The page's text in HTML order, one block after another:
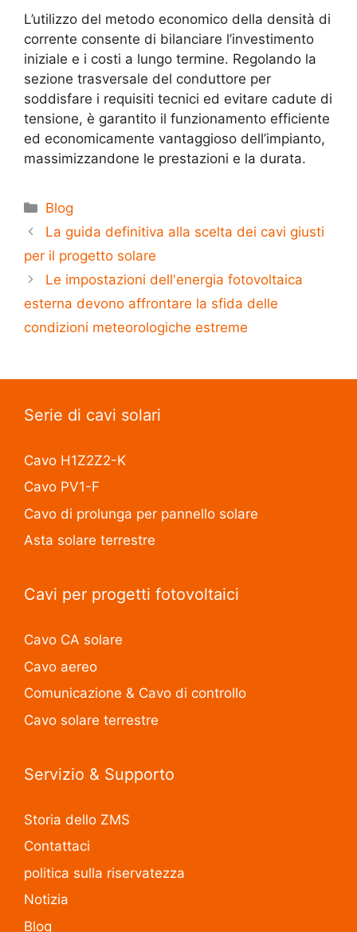
L’utilizzo del metodo economico della densità di
corrente consente di bilanciare l’investimento
iniziale e i costi a lungo termine. Regolando la
sezione trasversale del conduttore per
soddisfare i requisiti tecnici ed evitare cadute di
tensione, è garantito il funzionamento efficiente
ed economicamente vantaggioso dell’impianto,
massimizzandone le prestazioni e la durata.
Blog
La guida definitiva alla scelta dei cavi giusti
per il progetto solare
Le impostazioni dell'energia fotovoltaica
esterna devono affrontare la sfida delle
condizioni meteorologiche estreme
Serie di cavi solari
Cavo H1Z2Z2-K
Cavo PV1-F
Cavo di prolunga per pannello solare
Asta solare terrestre
Cavi per progetti fotovoltaici
Cavo CA solare
Cavo aereo
Comunicazione & Cavo di controllo
Cavo solare terrestre
Servizio & Supporto
Storia dello ZMS
Contattaci
politica sulla riservatezza
Notizia
Blog